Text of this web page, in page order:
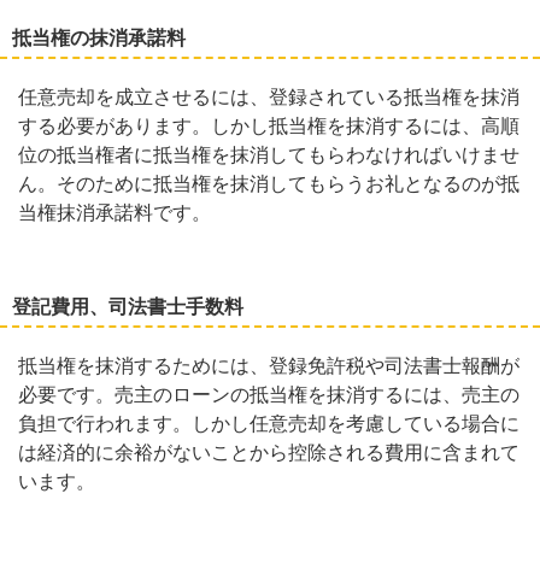
抵当権の抹消承諾料
任意売却を成立させるには、登録されている抵当権を抹消
する必要があります。しかし抵当権を抹消するには、高順
位の抵当権者に抵当権を抹消してもらわなければいけませ
ん。そのために抵当権を抹消してもらうお礼となるのが抵
当権抹消承諾料です。
登記費用、司法書士手数料
抵当権を抹消するためには、登録免許税や司法書士報酬が
必要です。売主のローンの抵当権を抹消するには、売主の
負担で行われます。しかし任意売却を考慮している場合に
は経済的に余裕がないことから控除される費用に含まれて
います。